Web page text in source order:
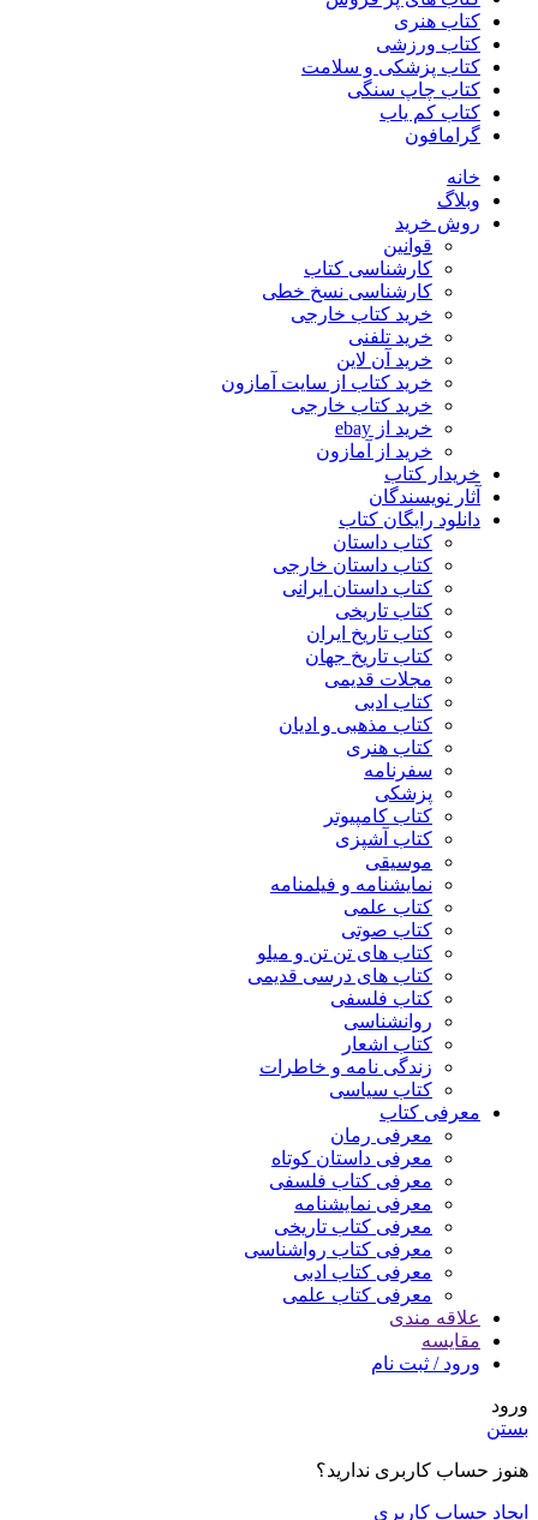
کتاب هنری
کتاب ورزشی
کتاب پزشکی و سلامت
کتاب چاپ سنگی
کتاب کم یاب
گرامافون
خانه
وبلاگ
روش خرید
قوانین
کارشناسی کتاب
کارشناسی نسخ خطی
خرید کتاب خارجی
خرید تلفنی
خرید آن لاین
خرید کتاب از سایت آمازون
خرید کتاب خارجی
خرید از ebay
خرید از آمازون
خریدار کتاب
آثار نویسندگان
دانلود رایگان کتاب
کتاب داستان
کتاب داستان خارجی
کتاب داستان ایرانی
کتاب تاریخی
کتاب تاریخ ایران
کتاب تاریخ جهان
مجلات قدیمی
کتاب ادبی
کتاب مذهبی و ادیان
کتاب هنری
سفرنامه
پزشکی
کتاب کامپیوتر
کتاب آشپزی
موسیقی
نمایشنامه و فیلمنامه
کتاب علمی
کتاب صوتی
کتاب های تن تن و میلو
کتاب های درسی قدیمی
کتاب فلسفی
روانشناسی
کتاب اشعار
زندگی نامه و خاطرات
کتاب سیاسی
معرفی کتاب
معرفی رمان
معرفی داستان کوتاه
معرفی کتاب فلسفی
معرفی نمایشنامه
معرفی کتاب تاریخی
معرفی کتاب رواشناسی
معرفی کتاب ادبی
معرفی کتاب علمی
علاقه مندی
مقایسه
ورود / ثبت نام
ورود
بستن
هنوز حساب کاربری ندارید؟
ایجاد حساب کاربری